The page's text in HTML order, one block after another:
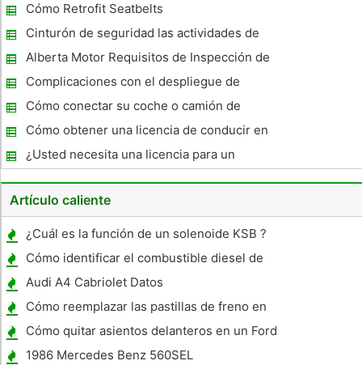
Cómo Retrofit Seatbelts
Cinturón de seguridad las actividades de
seguridad
Alberta Motor Requisitos de Inspección de
Seguridad de Vehículos
Complicaciones con el despliegue de
bolsas de aire
Cómo conectar su coche o camión de
remolque Luces
Cómo obtener una licencia de conducir en
Minnesota
¿Usted necesita una licencia para un
ciclomotor?
Artículo caliente
¿Cuál es la función de un solenoide KSB ?
Cómo identificar el combustible diesel de
un vehículo debe usar
Audi A4 Cabriolet Datos
Cómo reemplazar las pastillas de freno en
un Z7S Kawasaki
Cómo quitar asientos delanteros en un Ford
Escape
1986 Mercedes Benz 560SEL